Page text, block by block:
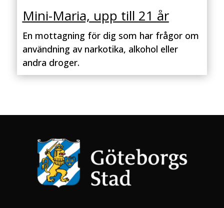
Mini-Maria, upp till 21 år
En mottagning för dig som har frågor om
användning av narkotika, alkohol eller
andra droger.